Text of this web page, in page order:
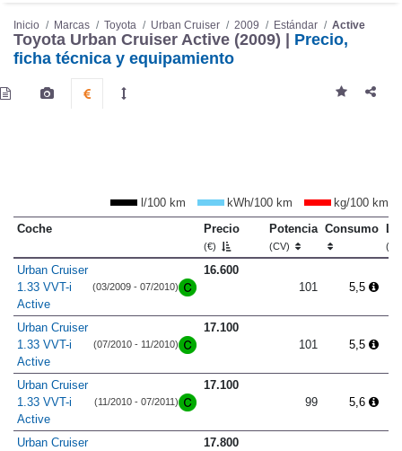
Inicio Marcas Toyota Urban Cruiser 2009 Estándar Active
Toyota Urban Cruiser Active (2009) | Precio,
ficha técnica y equipamiento
l/100 km kWh/100 km
kg/100 km
Coche
Precio
(€)
Potencia
(CV)
Consumo
Urban Cruiser
1.33 VVT-i
Active
(03/2009 - 07/2010)
16.600
101
5,5
Urban Cruiser
1.33 VVT-i
Active
(07/2010 - 11/2010)
17.100
101
5,5
Urban Cruiser
1.33 VVT-i
Active
(11/2010 - 07/2011)
17.100
99
5,6
Urban Cruiser
17.800